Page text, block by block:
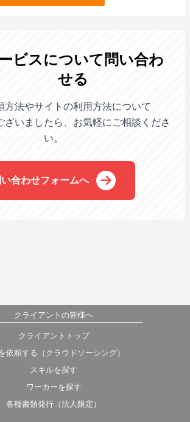
ビスについて問い合わ
せる
方法やサイトの利用方法について
ざいましたら、お気軽にご相談くださ
い。
い合わせフォームへ
クライアントの皆様へ
クライアントトップ
依頼する（クラウドソーシング）
スキルを探す
ワーカーを探す
各種書類発行（法人限定）